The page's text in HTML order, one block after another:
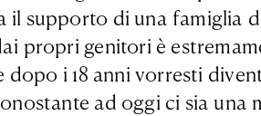
supporto di una famiglia
propri genitori è
dopo i 18 anni vorresti
ad oggi ci sia una